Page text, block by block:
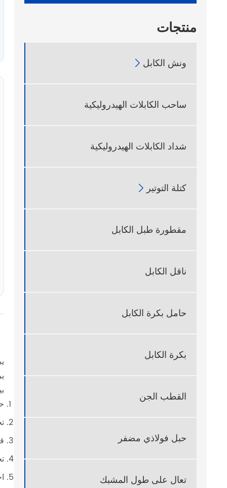
منتجات
ونش الكابل 
ساحب الكابلات الهيدروليكية
شداد الكابلات الهيدروليكية
كتلة التوتير 
مقطورة طبل الكابل
ناقل الكابل
حامل بكرة الكابل
بكرة الكابل
القطب الجن
حبل فولاذي مضفر
تعال على طول المشبك